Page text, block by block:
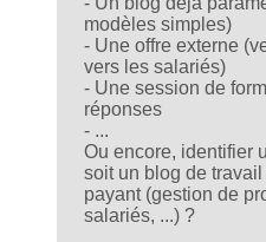
modèles simples)
- Une offre externe
vers les salariés)
- Une session de
réponses
- ...
Ou encore, identifier
soit un blog de
payant (gestion de
salariés, ...) ?